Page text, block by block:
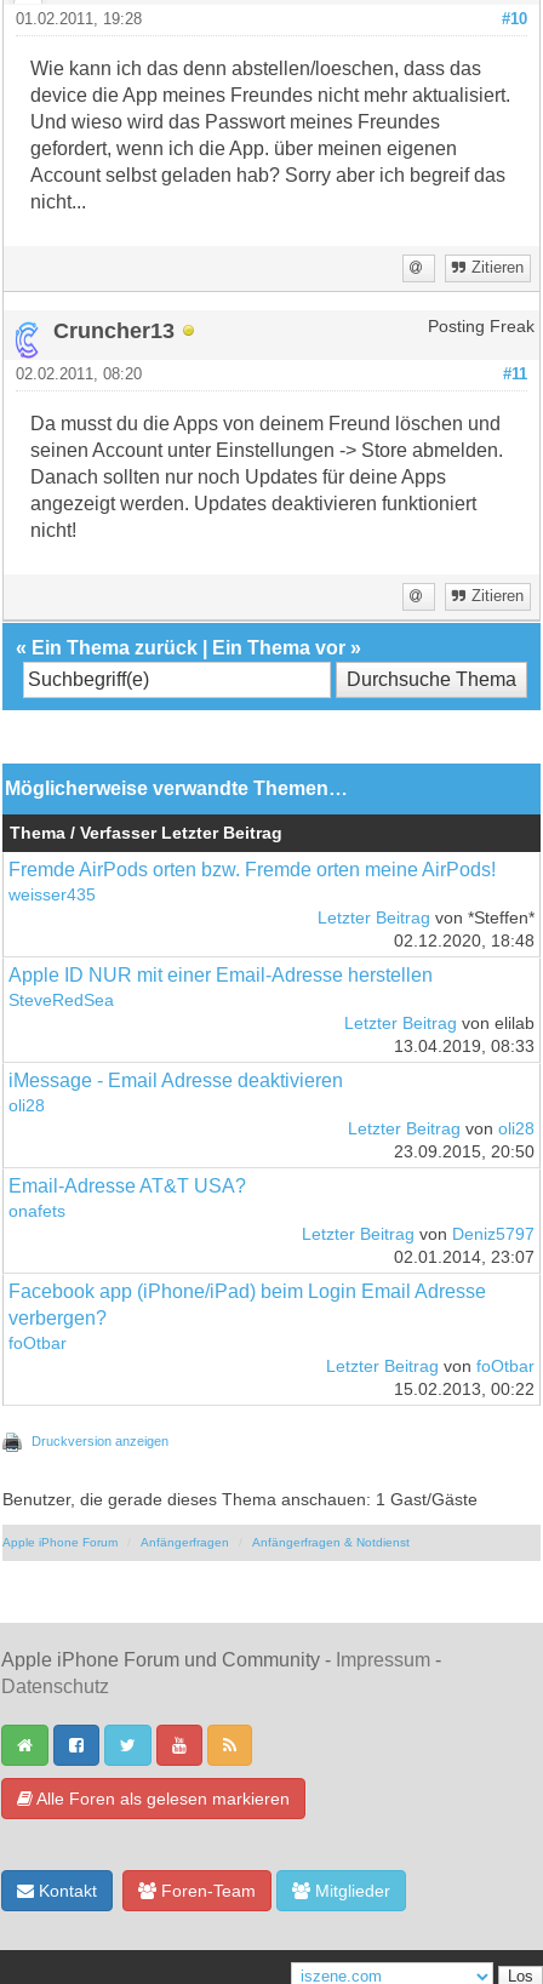
#10
01.02.2011, 19:28
Wie kann ich das denn abstellen/loeschen, dass das
device die App meines Freundes nicht mehr aktualisiert.
Und wieso wird das Passwort meines Freundes
gefordert, wenn ich die App. über meinen eigenen
Account selbst geladen hab? Sorry aber ich begreif das
nicht...
Zitieren
Cruncher13 Posting Freak
#11
02.02.2011, 08:20
Da musst du die Apps von deinem Freund löschen und
seinen Account unter Einstellungen -> Store abmelden.
Danach sollten nur noch Updates für deine Apps
angezeigt werden. Updates deaktivieren funktioniert
nicht!
Zitieren
« Ein Thema zurück Ein Thema vor »
Möglicherweise verwandte Themen…
Thema / Verfasser Letzter Beitrag
Fremde AirPods orten bzw. Fremde orten meine AirPods!
weisser435
Letzter Beitrag von *Steffen*
02.12.2020, 18:48
Apple ID NUR mit einer Email-Adresse herstellen
SteveRedSea
Letzter Beitrag von elilab
13.04.2019, 08:33
iMessage - Email Adresse deaktivieren
oli28
Letzter Beitrag von oli28
23.09.2015, 20:50
Email-Adresse AT&T USA?
onafets
Letzter Beitrag von Deniz5797
02.01.2014, 23:07
Facebook app (iPhone/iPad) beim Login Email Adresse
verbergen?
foOtbar
Letzter Beitrag von foOtbar
15.02.2013, 00:22
Druckversion anzeigen
Benutzer, die gerade dieses Thema anschauen: 1 Gast/Gäste
Apple iPhone Forum Anfängerfragen Anfängerfragen & Notdienst
Apple iPhone Forum und Community - Impressum -
Datenschutz
Alle Foren als gelesen markieren
Kontakt Foren-Team Mitglieder